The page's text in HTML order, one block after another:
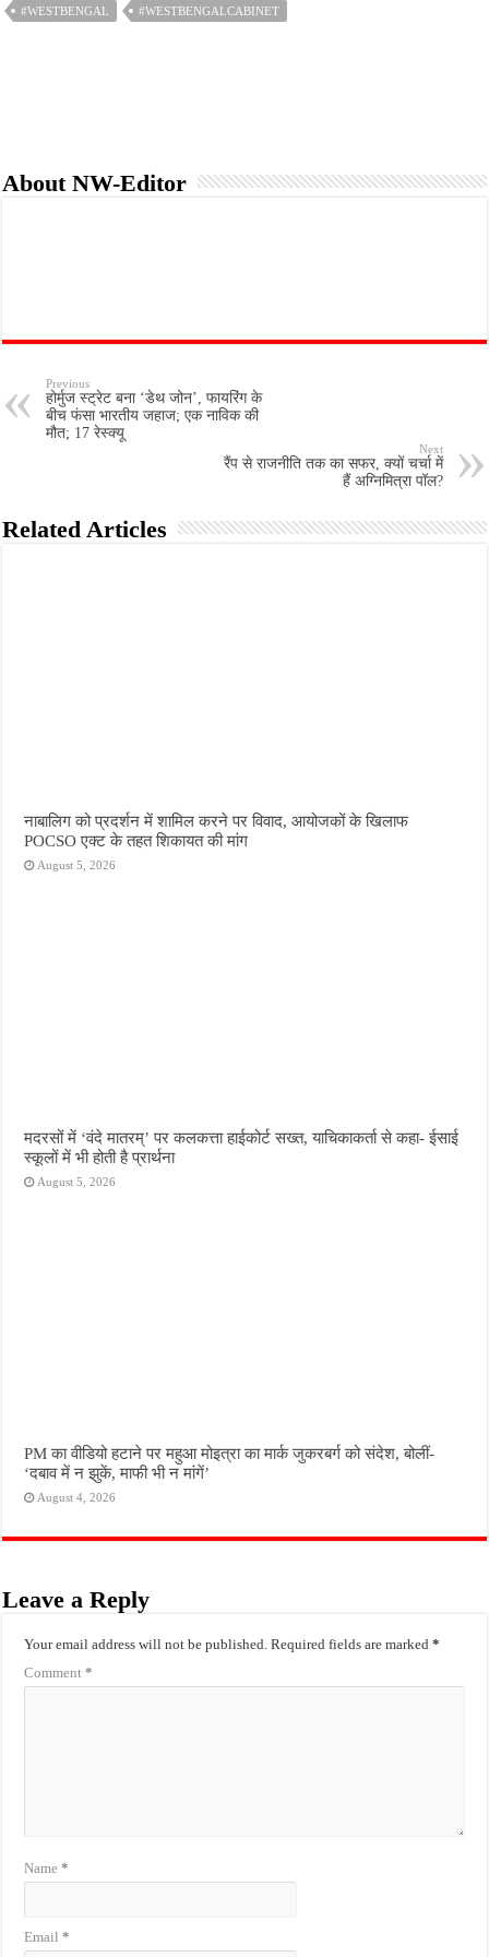
#WESTBENGAL
#WESTBENGALCABINET
About NW-Editor
Previous
होर्मुज स्ट्रेट बना ‘डेथ जोन’, फायरिंग के
बीच फंसा भारतीय जहाज; एक नाविक की
मौत; 17 रेस्क्यू
Next
रैंप से राजनीति तक का सफर, क्यों चर्चा में
हैं अग्निमित्रा पॉल?
Related Articles
नाबालिग को प्रदर्शन में शामिल करने पर विवाद, आयोजकों के खिलाफ
POCSO एक्ट के तहत शिकायत की मांग
August 5, 2026
मदरसों में ‘वंदे मातरम्’ पर कलकत्ता हाईकोर्ट सख्त, याचिकाकर्ता से कहा- ईसाई
स्कूलों में भी होती है प्रार्थना
August 5, 2026
PM का वीडियो हटाने पर महुआ मोइत्रा का मार्क जुकरबर्ग को संदेश, बोलीं-
‘दबाव में न झुकें, माफी भी न मांगें’
August 4, 2026
Leave a Reply
Your email address will not be published. Required fields are marked*
Comment*
Name*
Email*